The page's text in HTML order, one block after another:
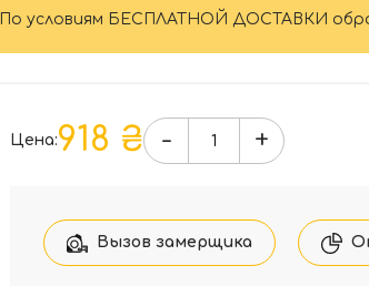
По условиям БЕСПЛАТНОЙ ДОСТАВКИ
Цена:918 ₴Количество
Doorstop
Монтажный
набор
- +
Вызов замерщика